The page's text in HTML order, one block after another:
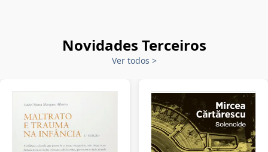
Novidades Terceiros
Ver todos >